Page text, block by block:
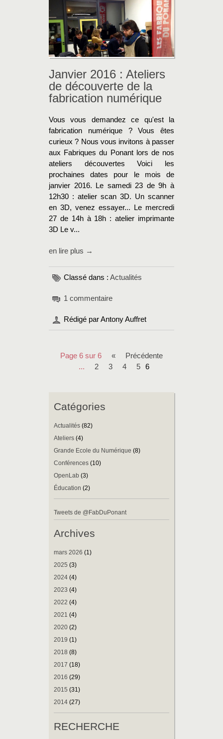
Janvier 2016 : Ateliers
de découverte de la
fabrication numérique
Vous vous demandez ce qu'est la
fabrication numérique ? Vous êtes
curieux ? Nous vous invitons à passer
aux Fabriques du Ponant lors de nos
ateliers découvertes Voici les
prochaines dates pour le mois de
janvier 2016. Le samedi 23 de 9h à
12h30 : atelier scan 3D. Un scanner
en 3D, venez essayer... Le mercredi
27 de 14h à 18h : atelier imprimante
3D Le v...
en lire plus →
Classé dans : Actualités
1 commentaire
Rédigé par Antony Auffret
Page 6 sur 6 «
précédente
...
2 3 4 5 6
Catégories
Actualités (82)
Ateliers (4)
Grande Ecole du Numérique (8)
Conférences (10)
OpenLab (3)
Éducation (2)
Tweets de @FabDuPonant
Archives
mars 2026 (1)
2025 (3)
2024 (4)
2023 (4)
2022 (4)
2021 (4)
2020 (2)
2019 (1)
2018 (8)
2017 (18)
2016 (29)
2015 (31)
2014 (27)
RECHERCHE